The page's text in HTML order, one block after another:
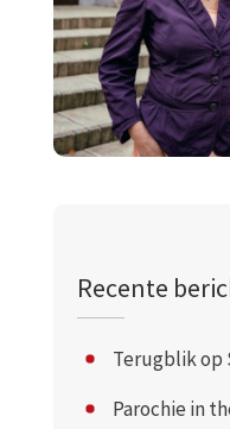
Recente
Terugblik op
Parochie in